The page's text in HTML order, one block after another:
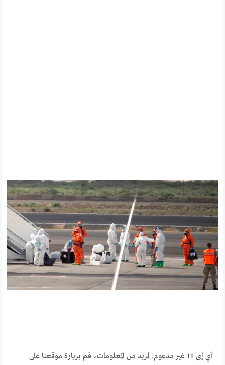
آي إي 11 غير مدعوم. لمزيد من المعلومات، قم بزيارة موقعنا على